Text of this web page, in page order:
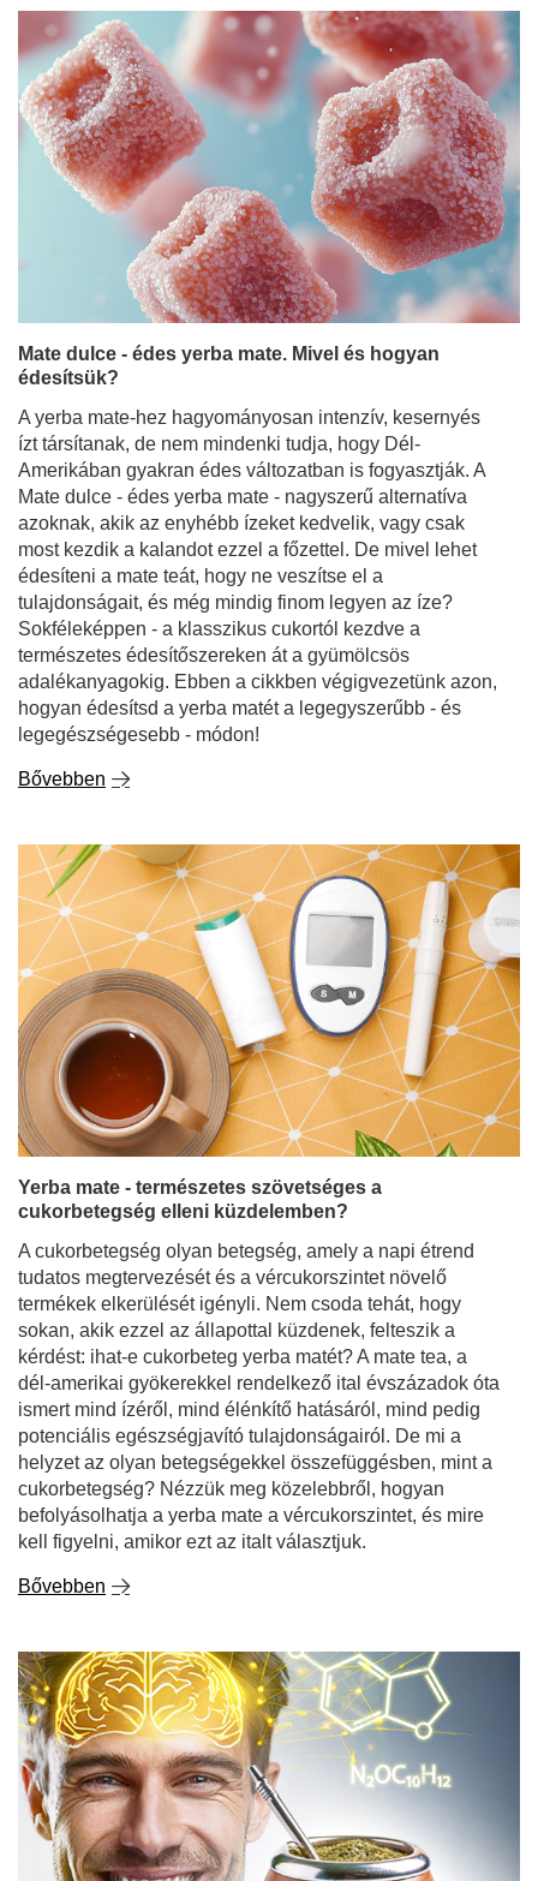
Mate dulce - édes yerba mate. Mivel és hogyan
édesítsük?
A yerba mate-hez hagyományosan intenzív, kesernyés
ízt társítanak, de nem mindenki tudja, hogy Dél-
Amerikában gyakran édes változatban is fogyasztják. A
Mate dulce - édes yerba mate - nagyszerű alternatíva
azoknak, akik az enyhébb ízeket kedvelik, vagy csak
most kezdik a kalandot ezzel a főzettel. De mivel lehet
édesíteni a mate teát, hogy ne veszítse el a
tulajdonságait, és még mindig finom legyen az íze?
Sokféleképpen - a klasszikus cukortól kezdve a
természetes édesítőszereken át a gyümölcsös
adalékanyagokig. Ebben a cikkben végigvezetünk azon,
hogyan édesítsd a yerba matét a legegyszerűbb - és
legegészségesebb - módon!
Bővebben
Yerba mate - természetes szövetséges a
cukorbetegség elleni küzdelemben?
A cukorbetegség olyan betegség, amely a napi étrend
tudatos megtervezését és a vércukorszintet növelő
termékek elkerülését igényli. Nem csoda tehát, hogy
sokan, akik ezzel az állapottal küzdenek, felteszik a
kérdést: ihat-e cukorbeteg yerba matét? A mate tea, a
dél-amerikai gyökerekkel rendelkező ital évszázadok óta
ismert mind ízéről, mind élénkítő hatásáról, mind pedig
potenciális egészségjavító tulajdonságairól. De mi a
helyzet az olyan betegségekkel összefüggésben, mint a
cukorbetegség? Nézzük meg közelebbről, hogyan
befolyásolhatja a yerba mate a vércukorszintet, és mire
kell figyelni, amikor ezt az italt választjuk.
Bővebben